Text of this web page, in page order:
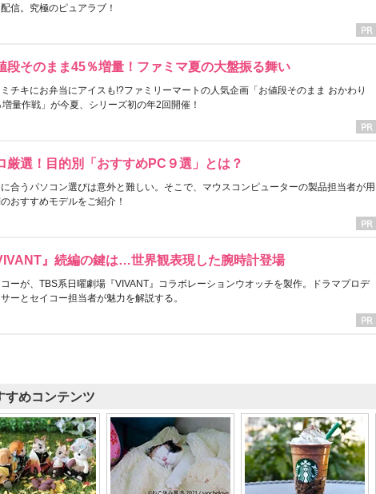
信。究極のピュアラブ！
段そのまま45％増量！ファミマ夏の大盤振る舞い
チキにお弁当にアイスも!?ファミリーマートの人気企画「お値段そのまま おかわり
量作戦」が今夏、シリーズ初の年2回開催！
厳選！目的別「おすすめPC９選」とは？
合うパソコン選びは意外と難しい。そこで、マウスコンピューターの製品担当者が用
おすすめモデルをご紹介！
』続編の鍵は…世界観表現した腕時計登場
ーが、TBS系日曜劇場『VIVANT』コラボレーションウオッチを製作。ドラマプロデ
ーとセイコー担当者が魅力を解説する。
すめコンテンツ